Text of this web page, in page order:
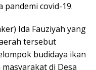
pandemi covid-19.
Ida Fauziyah yang
tersebut
budidaya ikan
di Desa